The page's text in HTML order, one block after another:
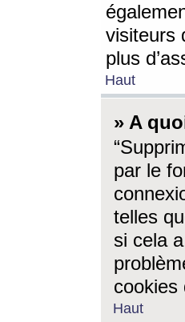
visiteurs
plus
Haut
» A
par le
telles
si cela
cookies
Haut